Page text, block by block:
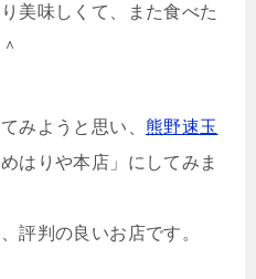
美味しくて、また食べた
みようと思い、 熊野速玉
はりや本店」にしてみま
評判の良いお店です。